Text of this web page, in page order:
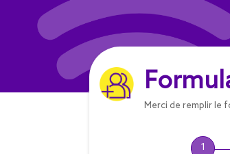
Merci de remplir le
1